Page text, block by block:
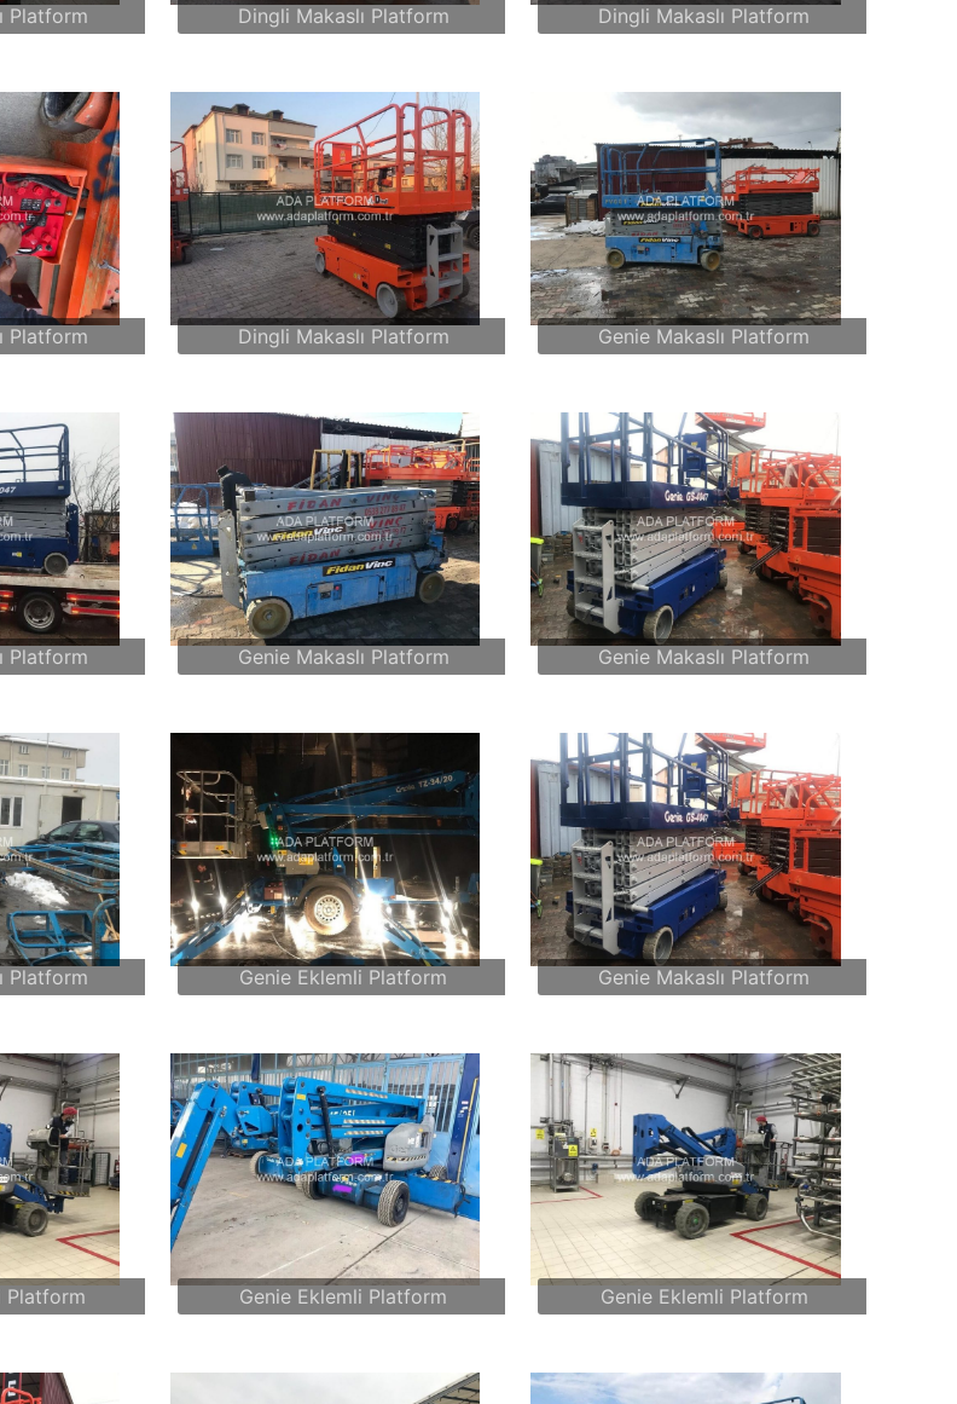
Platform Dingli Makaslı Platform Dingli Makaslı Platform
Platform Dingli Makaslı Platform Genie Makaslı Platform
Platform Genie Makaslı Platform Genie Makaslı Platform
Platform Genie Eklemli Platform Genie Makaslı Platform
Platform Genie Eklemli Platform Genie Eklemli Platform